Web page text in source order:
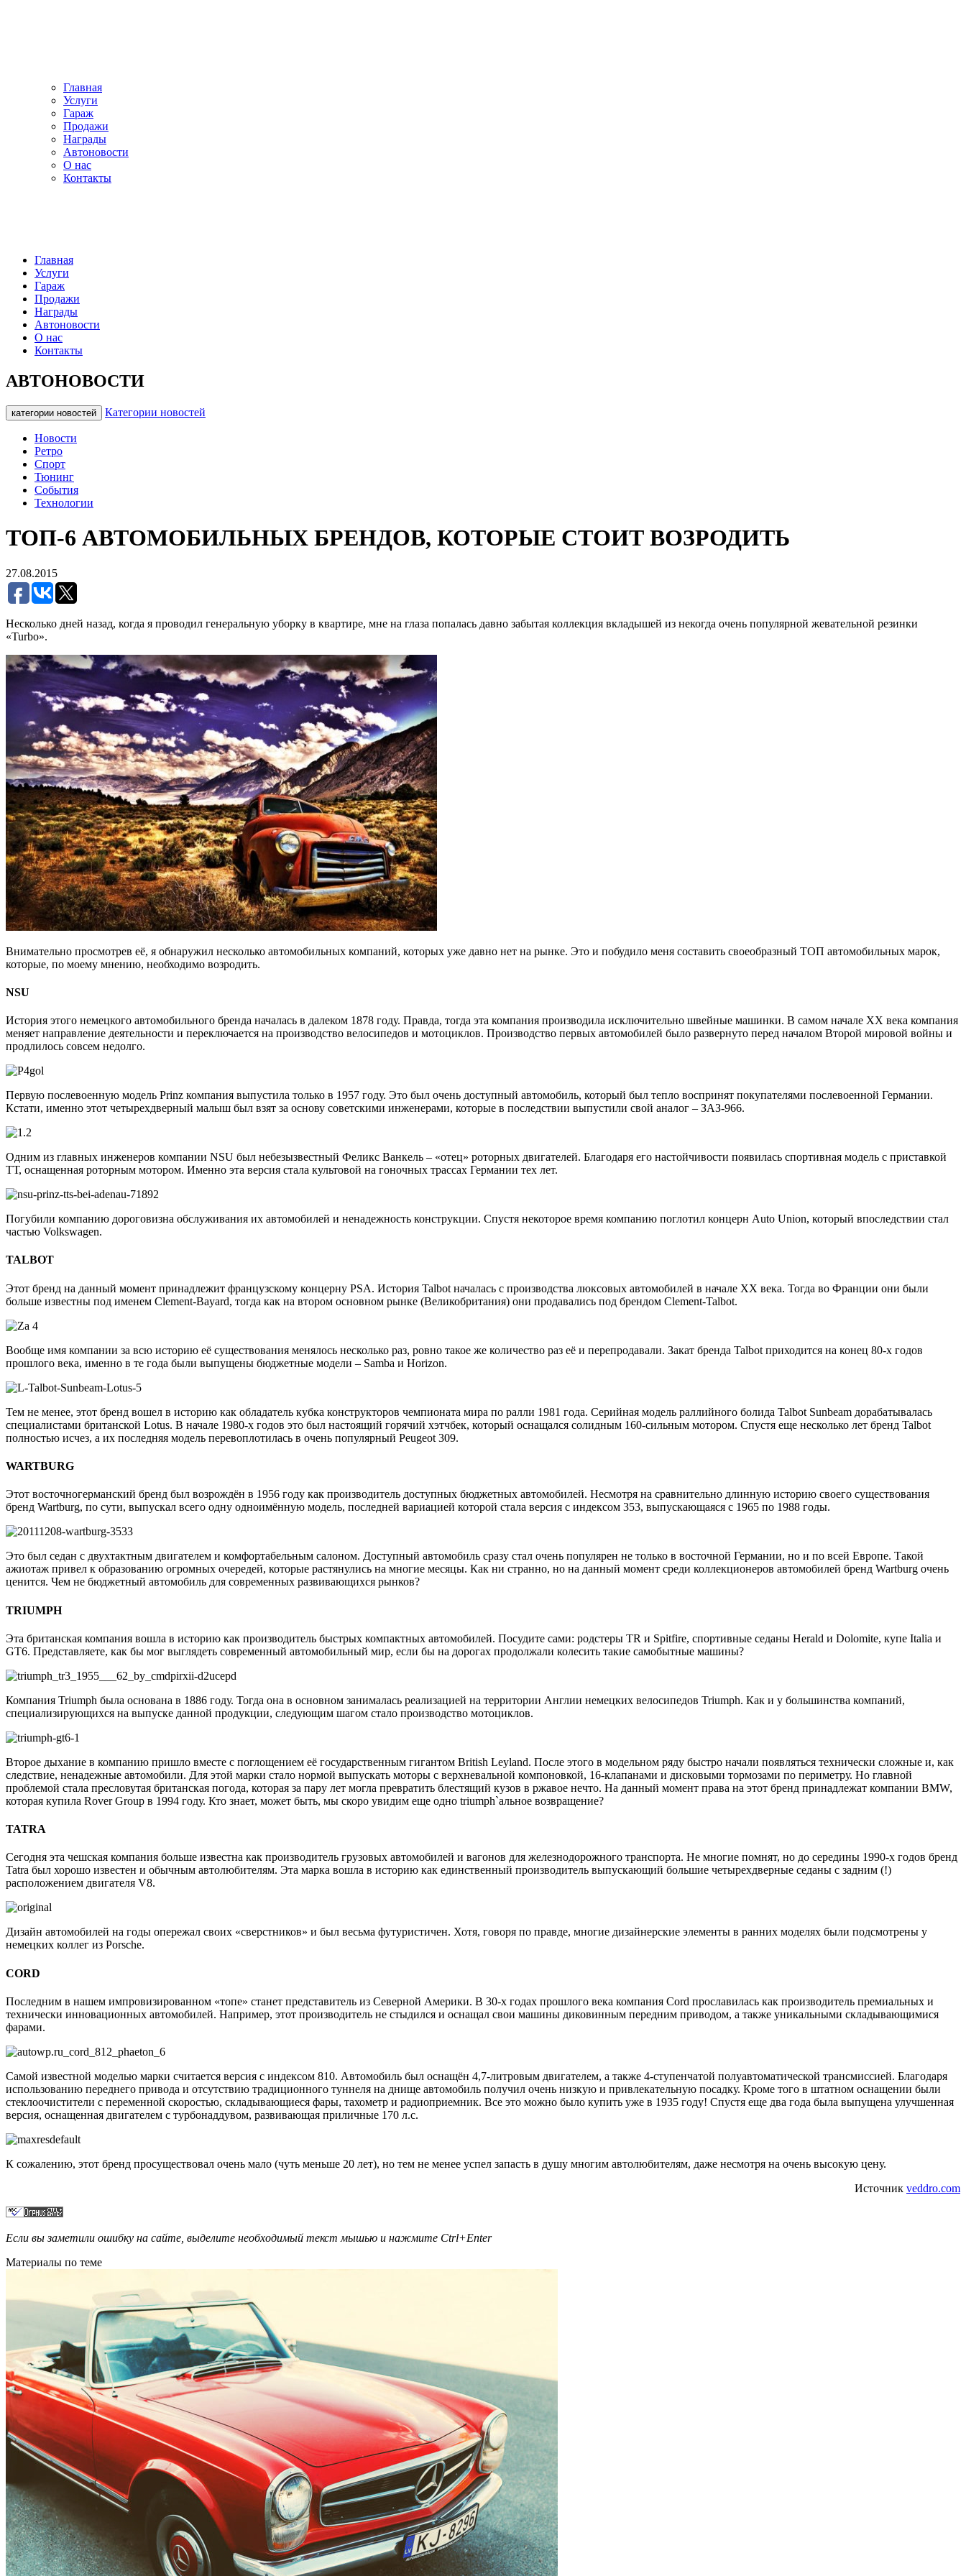
Главная
Услуги
Гараж
Продажи
Награды
Автоновости
О нас
Контакты
Главная
Услуги
Гараж
Продажи
Награды
Автоновости
О нас
Контакты
АВТОНОВОСТИ
категории новостей Категории новостей
Новости
Ретро
Спорт
Тюнинг
События
Технологии
ТОП-6 АВТОМОБИЛЬНЫХ БРЕНДОВ, КОТОРЫЕ СТОИТ ВОЗРОДИТЬ
27.08.2015
Несколько дней назад, когда я проводил генеральную уборку в квартире, мне на глаза попалась давно забытая коллекция вкладышей из некогда очень популярной жевательной резинки
«Turbo».
Внимательно просмотрев её, я обнаружил несколько автомобильных компаний, которых уже давно нет на рынке. Это и побудило меня составить своеобразный ТОП автомобильных марок,
которые, по моему мнению, необходимо возродить.
NSU
История этого немецкого автомобильного бренда началась в далеком 1878 году. Правда, тогда эта компания производила исключительно швейные машинки. В самом начале ХХ века компания
меняет направление деятельности и переключается на производство велосипедов и мотоциклов. Производство первых автомобилей было развернуто перед началом Второй мировой войны и
продлилось совсем недолго.
Первую послевоенную модель Prinz компания выпустила только в 1957 году. Это был очень доступный автомобиль, который был тепло воспринят покупателями послевоенной Германии.
Кстати, именно этот четырехдверный малыш был взят за основу советскими инженерами, которые в последствии выпустили свой аналог – ЗАЗ-966.
Одним из главных инженеров компании NSU был небезызвестный Феликс Ванкель – «отец» роторных двигателей. Благодаря его настойчивости появилась спортивная модель с приставкой
ТТ, оснащенная роторным мотором. Именно эта версия стала культовой на гоночных трассах Германии тех лет.
Погубили компанию дороговизна обслуживания их автомобилей и ненадежность конструкции. Спустя некоторое время компанию поглотил концерн Auto Union, который впоследствии стал
частью Volkswagen.
TALBOT
Этот бренд на данный момент принадлежит французскому концерну PSA. История Talbot началась с производства люксовых автомобилей в начале ХХ века. Тогда во Франции они были
больше известны под именем Clement-Bayard, тогда как на втором основном рынке (Великобритания) они продавались под брендом Clement-Talbot.
Вообще имя компании за всю историю её существования менялось несколько раз, ровно такое же количество раз её и перепродавали. Закат бренда Talbot приходится на конец 80-х годов
прошлого века, именно в те года были выпущены бюджетные модели – Samba и Horizon.
Тем не менее, этот бренд вошел в историю как обладатель кубка конструкторов чемпионата мира по ралли 1981 года. Серийная модель раллийного болида Talbot Sunbeam дорабатывалась
специалистами британской Lotus. В начале 1980-х годов это был настоящий горячий хэтчбек, который оснащался солидным 160-сильным мотором. Спустя еще несколько лет бренд Talbot
полностью исчез, а их последняя модель перевоплотилась в очень популярный Peugeot 309.
WARTBURG
Этот восточногерманский бренд был возрождён в 1956 году как производитель доступных бюджетных автомобилей. Несмотря на сравнительно длинную историю своего существования
бренд Wartburg, по сути, выпускал всего одну одноимённую модель, последней вариацией которой стала версия с индексом 353, выпускающаяся с 1965 по 1988 годы.
Это был седан с двухтактным двигателем и комфортабельным салоном. Доступный автомобиль сразу стал очень популярен не только в восточной Германии, но и по всей Европе. Такой
ажиотаж привел к образованию огромных очередей, которые растянулись на многие месяцы. Как ни странно, но на данный момент среди коллекционеров автомобилей бренд Wartburg очень
ценится. Чем не бюджетный автомобиль для современных развивающихся рынков?
TRIUMPH
Эта британская компания вошла в историю как производитель быстрых компактных автомобилей. Посудите сами: родстеры TR и Spitfire, спортивные седаны Herald и Dolomite, купе Italia и
GT6. Представляете, как бы мог выглядеть современный автомобильный мир, если бы на дорогах продолжали колесить такие самобытные машины?
Компания Triumph была основана в 1886 году. Тогда она в основном занималась реализацией на территории Англии немецких велосипедов Triumph. Как и у большинства компаний,
специализирующихся на выпуске данной продукции, следующим шагом стало производство мотоциклов.
Второе дыхание в компанию пришло вместе с поглощением её государственным гигантом British Leyland. После этого в модельном ряду быстро начали появляться технически сложные и, как
следствие, ненадежные автомобили. Для этой марки стало нормой выпускать моторы с верхневальной компоновкой, 16-клапанами и дисковыми тормозами по периметру. Но главной
проблемой стала пресловутая британская погода, которая за пару лет могла превратить блестящий кузов в ржавое нечто. На данный момент права на этот бренд принадлежат компании BMW,
которая купила Rover Group в 1994 году. Кто знает, может быть, мы скоро увидим еще одно triumph`альное возвращение?
TATRA
Сегодня эта чешская компания больше известна как производитель грузовых автомобилей и вагонов для железнодорожного транспорта. Не многие помнят, но до середины 1990-х годов бренд
Tatra был хорошо известен и обычным автолюбителям. Эта марка вошла в историю как единственный производитель выпускающий большие четырехдверные седаны с задним (!)
расположением двигателя V8.
Дизайн автомобилей на годы опережал своих «сверстников» и был весьма футуристичен. Хотя, говоря по правде, многие дизайнерские элементы в ранних моделях были подсмотрены у
немецких коллег из Porsche.
CORD
Последним в нашем импровизированном «топе» станет представитель из Северной Америки. В 30-х годах прошлого века компания Cord прославилась как производитель премиальных и
технически инновационных автомобилей. Например, этот производитель не стыдился и оснащал свои машины диковинным передним приводом, а также уникальными складывающимися
фарами.
Самой известной моделью марки считается версия с индексом 810. Автомобиль был оснащён 4,7-литровым двигателем, а также 4-ступенчатой полуавтоматической трансмиссией. Благодаря
использованию переднего привода и отсутствию традиционного туннеля на днище автомобиль получил очень низкую и привлекательную посадку. Кроме того в штатном оснащении были
стеклоочистители с переменной скоростью, складывающиеся фары, тахометр и радиоприемник. Все это можно было купить уже в 1935 году! Спустя еще два года была выпущена улучшенная
версия, оснащенная двигателем с турбонаддувом, развивающая приличные 170 л.с.
К сожалению, этот бренд просуществовал очень мало (чуть меньше 20 лет), но тем не менее успел запасть в душу многим автолюбителям, даже несмотря на очень высокую цену.
Источник veddro.com
Если вы заметили ошибку на сайте, выделите необходимый текст мышью и нажмите Ctrl+Enter
Материалы по теме